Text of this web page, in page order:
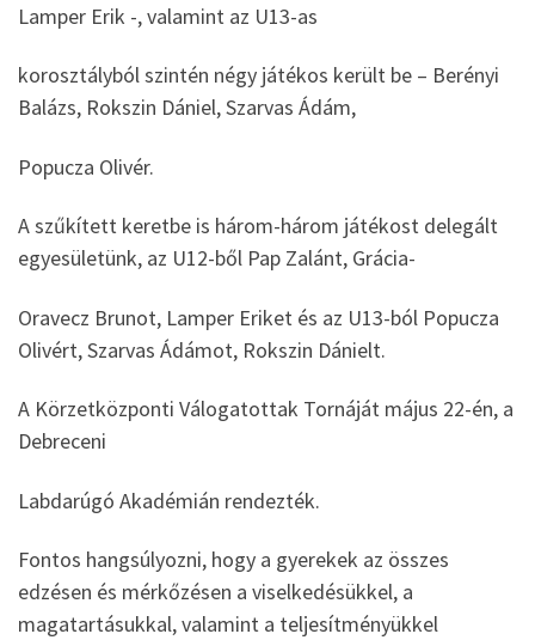
Lamper Erik -, valamint az U13-as
korosztályból szintén négy játékos került be – Berényi
Balázs, Rokszin Dániel, Szarvas Ádám,
Popucza Olivér.
A szűkített keretbe is három-három játékost delegált
egyesületünk, az U12-ből Pap Zalánt, Grácia-
Oravecz Brunot, Lamper Eriket és az U13-ból Popucza
Olivért, Szarvas Ádámot, Rokszin Dánielt.
A Körzetközponti Válogatottak Tornáját május 22-én, a
Debreceni
Labdarúgó Akadémián rendezték.
Fontos hangsúlyozni, hogy a gyerekek az összes
edzésen és mérkőzésen a viselkedésükkel, a
magatartásukkal, valamint a teljesítményükkel